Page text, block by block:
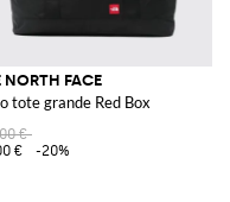
recubierto de PVC
NORTH FACE
tote grande Red Box
€
€
-20%